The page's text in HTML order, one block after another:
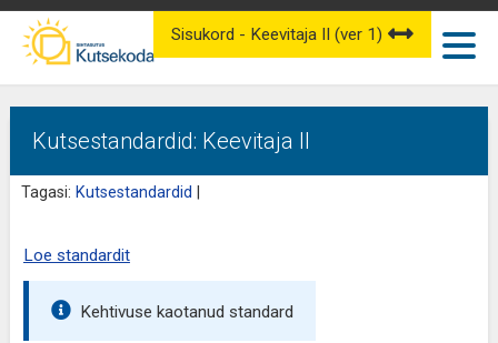
Kutsestandardid: Keevitaja II
Tagasi: Kutsestandardid
Sisukord - Keevitaja II (ver 1)
Loe standardit
Kehtivuse kaotanud standard